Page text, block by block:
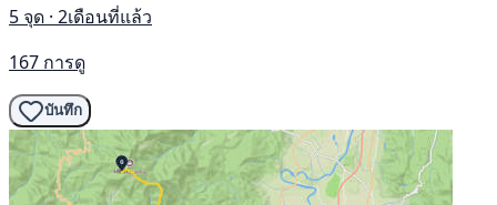
5 จุด · 2เดือนที่แล้ว
167 การดู
บันทึก